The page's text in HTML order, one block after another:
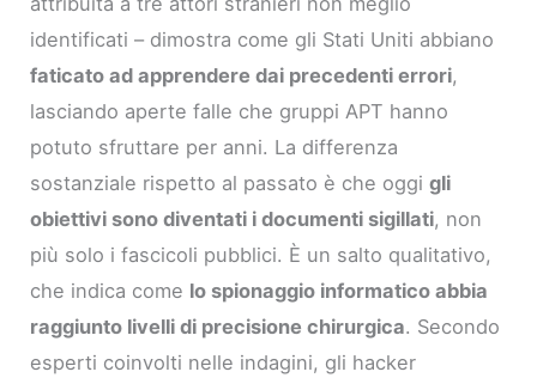
identificati – dimostra come gli Stati Uniti abbiano
faticato ad apprendere dai precedenti errori,
lasciando aperte falle che gruppi APT hanno
potuto sfruttare per anni. La differenza
sostanziale rispetto al passato è che oggigli
obiettivi sono diventati i documenti sigillati, non
più solo i fascicoli pubblici. È un salto qualitativo,
che indica come lo spionaggio informatico abbia
raggiunto livelli di precisione chirurgica. Secondo
esperti coinvolti nelle indagini, gli hacker